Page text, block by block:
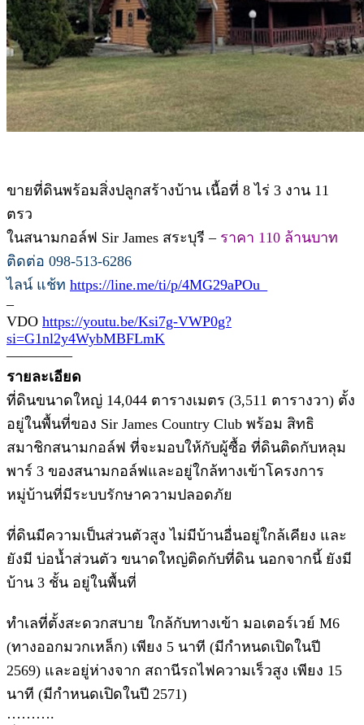
ขายที่ดินพร้อมสิ่งปลูกสร้างบ้าน เนื้อที่ 8 ไร่ 3 งาน 11
ตรว
ในสนามกอล์ฟ Sir James สระบุรี – ราคา 110 ล้านบาท
ติดต่อ 098-513-6286
ไลน์ แช้ท https://line.me/ti/p/4MG29aPOu_
–
VDO https://youtu.be/Ksi7g-VWP0g?
si=G1nl2y4WybMBFLmK
————–
รายละเอียด
ที่ดินขนาดใหญ่ 14,044 ตารางเมตร (3,511 ตารางวา) ตั้ง
อยู่ในพื้นที่ของ Sir James Country Club พร้อม สิทธิ
สมาชิกสนามกอล์ฟ ที่จะมอบให้กับผู้ซื้อ ที่ดินติดกับหลุม
พาร์ 3 ของสนามกอล์ฟและอยู่ใกล้ทางเข้าโครงการ
หมู่บ้านที่มีระบบรักษาความปลอดภัย
ที่ดินมีความเป็นส่วนตัวสูง ไม่มีบ้านอื่นอยู่ใกล้เคียง และ
ยังมี บ่อน้ำส่วนตัว ขนาดใหญ่ติดกับที่ดิน นอกจากนี้ ยังมี
บ้าน 3 ชั้น อยู่ในพื้นที่
ทำเลที่ตั้งสะดวกสบาย ใกล้กับทางเข้า มอเตอร์เวย์ M6
(ทางออกมวกเหล็ก) เพียง 5 นาที (มีกำหนดเปิดในปี
2569) และอยู่ห่างจาก สถานีรถไฟความเร็วสูง เพียง 15
นาที (มีกำหนดเปิดในปี 2571)
……….